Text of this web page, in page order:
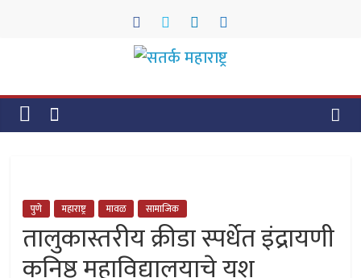
सतर्क
महाराष्ट्र
पुणे महाराष्ट्र मावळ सामाजिक
तालुकास्तरीय क्रीडा स्पर्धेत इंद्रायणी